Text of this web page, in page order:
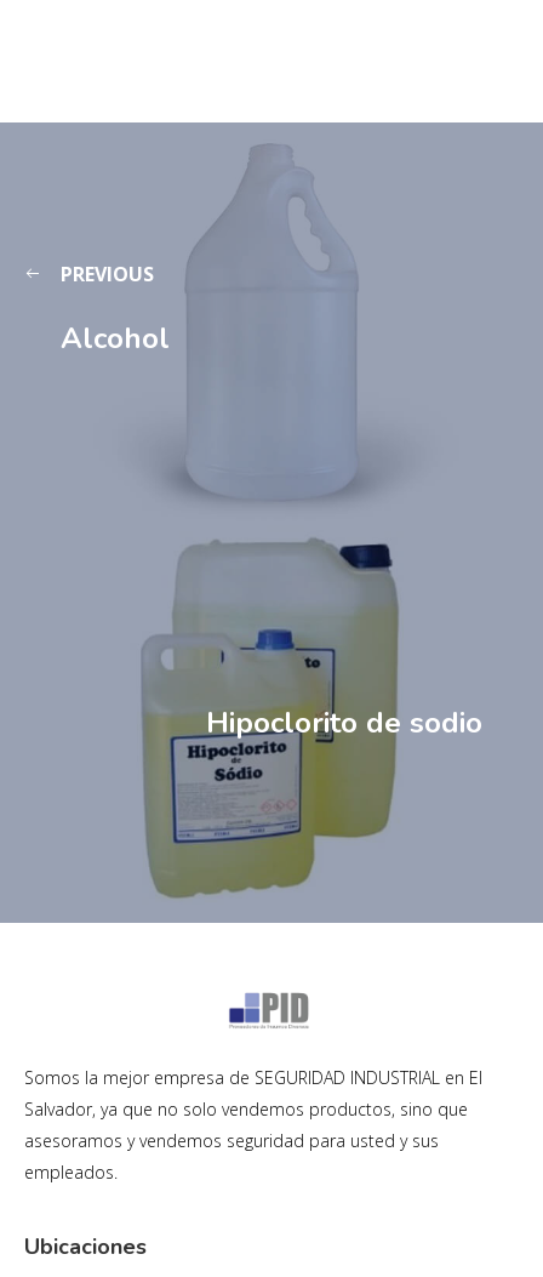
PREVIOUS
Alcohol
Hipoclorito de sodio
Somos la mejor empresa de SEGURIDAD INDUSTRIAL en El
Salvador, ya que no solo vendemos productos, sino que
asesoramos y vendemos seguridad para usted y sus
empleados.
Ubicaciones